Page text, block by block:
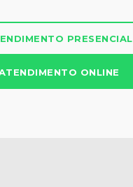
PRESENCIAL
ONLINE